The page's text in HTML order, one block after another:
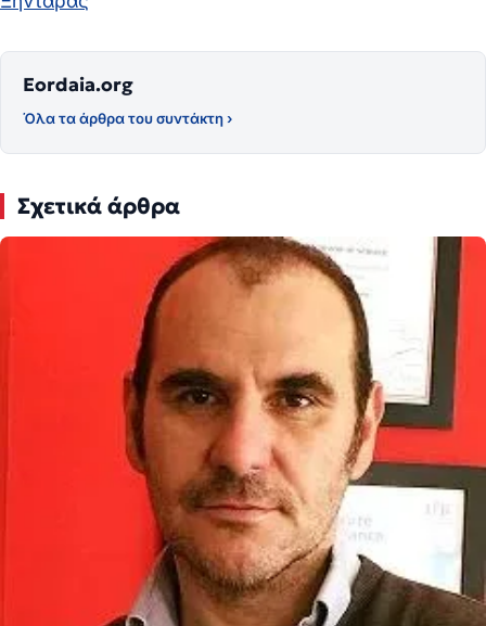
Eordaia.org
Όλα τα άρθρα του συντάκτη ›
Σχετικά άρθρα